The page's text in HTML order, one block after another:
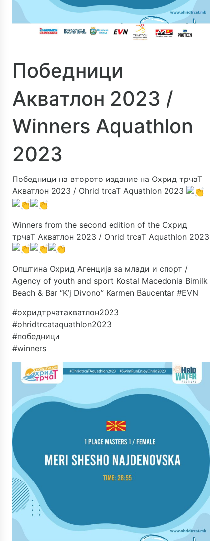
Победници
Акватлон 2023 /
Winners Aquathlon
2023
Победници на второто издание на Охрид трчаТ
Акватлон 2023 / Ohrid trcaT Aquathlon 2023
Winners from the second edition of the Охрид
трчаТ Акватлон 2023 / Ohrid trcaT Aquathlon 2023
Општина Охрид Агенција за млади и спорт /
Agency of youth and sport Kostal Macedonia Bimilk
Beach & Bar “K’j Divono” Karmen Baucentar #EVN
#охридтрчатакватлон2023
#ohridtrcataquathlon2023
#победници
#winners